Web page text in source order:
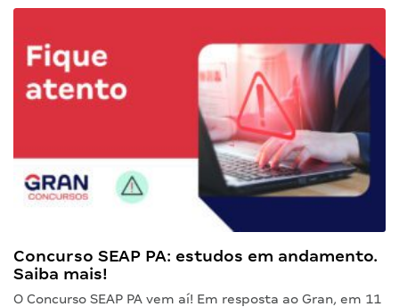
Concurso SEAP PA: estudos em andamento.
Saiba mais!
O Concurso SEAP PA vem aí! Em resposta ao Gran, em 11